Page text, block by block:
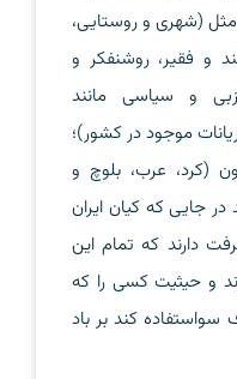
(شهری و روستایی،
و فقیر، روشنفکر و
و سیاسی مانند
موجود در کشور)؛
(کرد، عرب، بلوچ و
در جایی که کیان ایران
دارند که تمام این
و حیثیت کسی را که
سواستفاده کند بر باد